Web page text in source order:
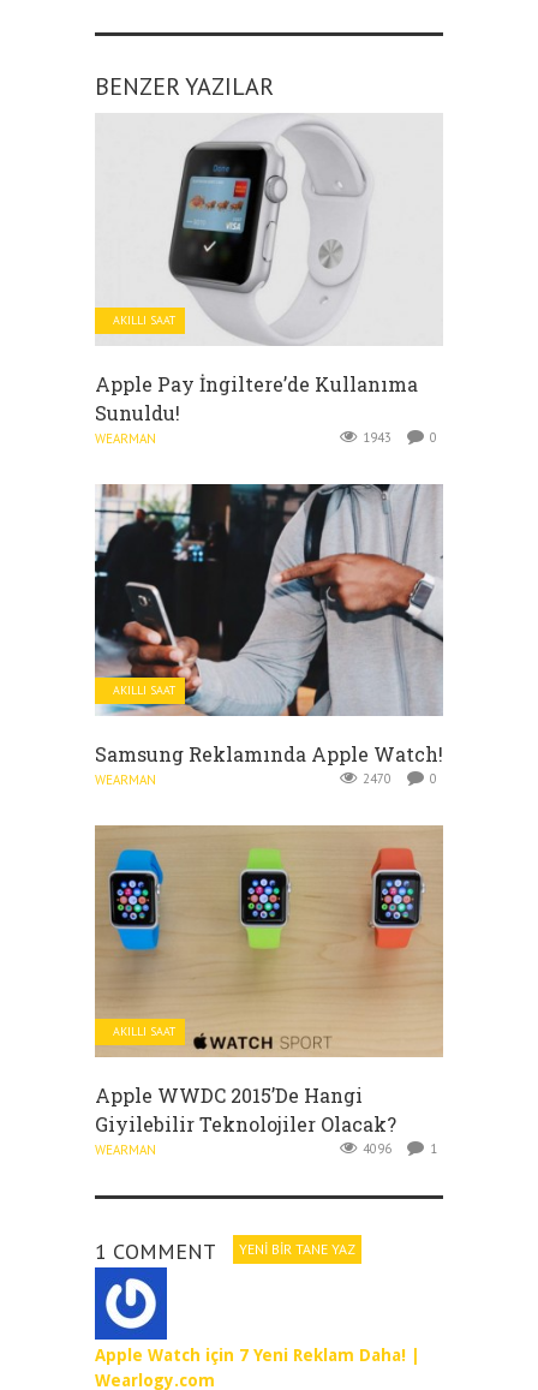
BENZER YAZILAR
AKILLI SAAT
Apple Pay İngiltere’de Kullanıma
Sunuldu!
WEARMAN 1943 0
AKILLI SAAT
Samsung Reklamında Apple Watch!
WEARMAN 2470 0
AKILLI SAAT
Apple WWDC 2015’de Hangi
Giyilebilir Teknolojiler Olacak?
WEARMAN 4096 1
1 COMMENT YENI BIR TANE YAZ
Apple Watch için 7 Yeni Reklam Daha! |
Wearlogy.com